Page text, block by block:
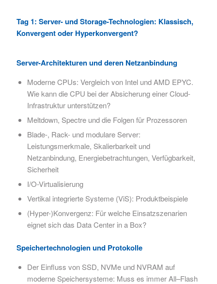
Tag 1: Server- und Storage-Technologien: Klassisch,
Konvergent oder Hyperkonvergent?
Server-Architekturen und deren Netzanbindung​
Moderne CPUs: Vergleich von Intel und AMD EPYC.
Wie kann die CPU bei der Absicherung einer Cloud-
Infrastruktur unterstützen?
Meltdown, Spectre und die Folgen für Prozessoren
Blade-, Rack- und modulare Server:
Leistungsmerkmale, Skalierbarkeit und
Netzanbindung, Energiebetrachtungen, Verfügbarkeit,
Sicherheit
I/O-Virtualisierung
Vertikal integrierte Systeme (ViS): Produktbeispiele
(Hyper-)Konvergenz: Für welche Einsatzszenarien
eignet sich das Data Center in a Box?
Speichertechnologien und Protokolle
Der Einfluss von SSD, NVMe und NVRAM auf
moderne Speichersysteme: Muss es immer All–Flash